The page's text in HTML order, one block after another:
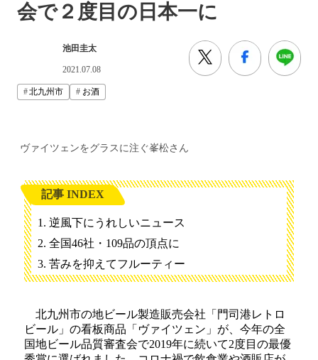
会で２度目の日本一に
池田圭太
2021.07.08
北九州市 お酒
ヴァイツェンをグラスに注ぐ峯松さん
記事 INDEX
逆風下にうれしいニュース
全国46社・109品の頂点に
苦みを抑えてフルーティー
北九州市の地ビール製造販売会社「門司港レトロ
ビール」の看板商品「ヴァイツェン」が、今年の全
国地ビール品質審査会で2019年に続いて2度目の最優